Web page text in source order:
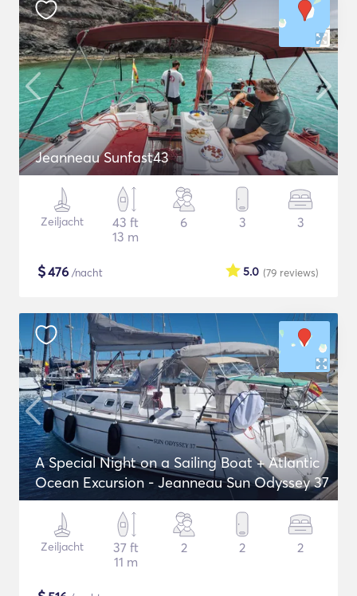
Jeanneau Sunfast43
Zeiljacht
43 ft
13 m
6 3 3
$476 /nacht (79 reviews)
5.0
A Special Night on a Sailing Boat + Atlantic
Ocean Excursion - Jeanneau Sun Odyssey 37
Zeiljacht
37 ft
11 m
2 2 2